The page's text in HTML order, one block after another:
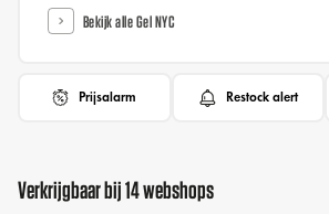
Bekijk alle Gel NYC
Prijsalarm Restock alert
Verkrijgbaar bij 14 webshops